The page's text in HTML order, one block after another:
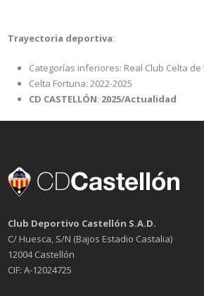
Trayectoria deportiva:
Categorías inferiores: Real Club Celta de
Celta Fortuna: 2022-2025
CD CASTELLÓN: 2025/Actualidad
Club Deportivo Castellón S.A.D.
C/ Huesca, S/N (Bajos Estadio Castalia)
12004 Castellón
CIF: A-12024725